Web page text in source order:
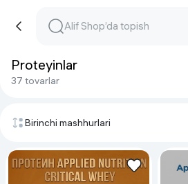
Proteyinlar
37 tovarlar
Birinchi mashhurlari